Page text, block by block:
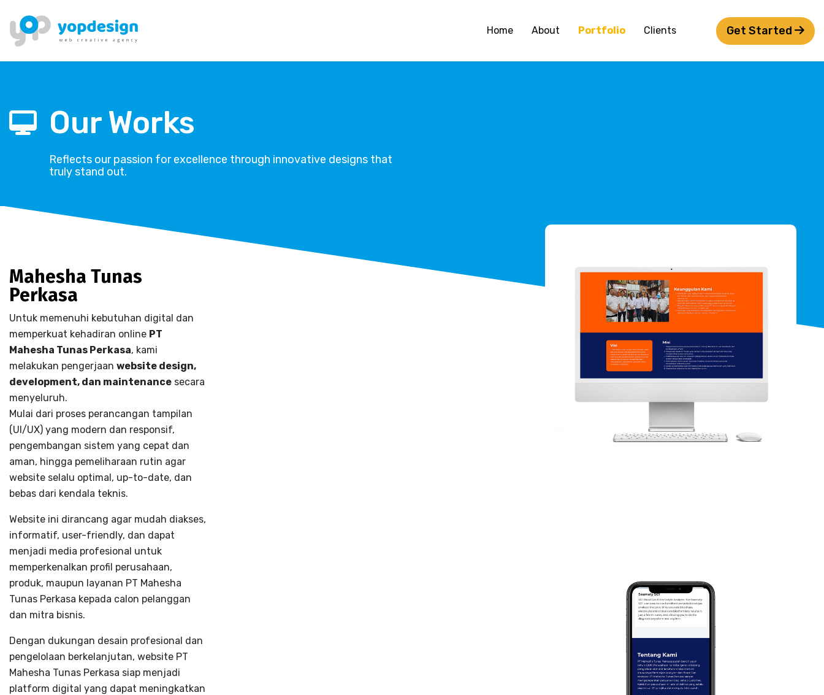
Home About Portfolio Clients Get Started
Our Works
Reflects our passion for excellence through innovative designs that
truly stand out.
Mahesha Tunas
Perkasa
Untuk memenuhi kebutuhan digital dan
memperkuat kehadiran online PT
Mahesha Tunas Perkasa, kami
melakukan pengerjaan website design,
development, dan maintenance secara
menyeluruh.
Mulai dari proses perancangan tampilan
(UI/UX) yang modern dan responsif,
pengembangan sistem yang cepat dan
aman, hingga pemeliharaan rutin agar
website selalu optimal, up-to-date, dan
bebas dari kendala teknis.
Website ini dirancang agar mudah diakses,
informatif, user-friendly, dan dapat
menjadi media profesional untuk
memperkenalkan profil perusahaan,
produk, maupun layanan PT Mahesha
Tunas Perkasa kepada calon pelanggan
dan mitra bisnis.
Dengan dukungan desain profesional dan
pengelolaan berkelanjutan, website PT
Mahesha Tunas Perkasa siap menjadi
platform digital yang dapat meningkatkan